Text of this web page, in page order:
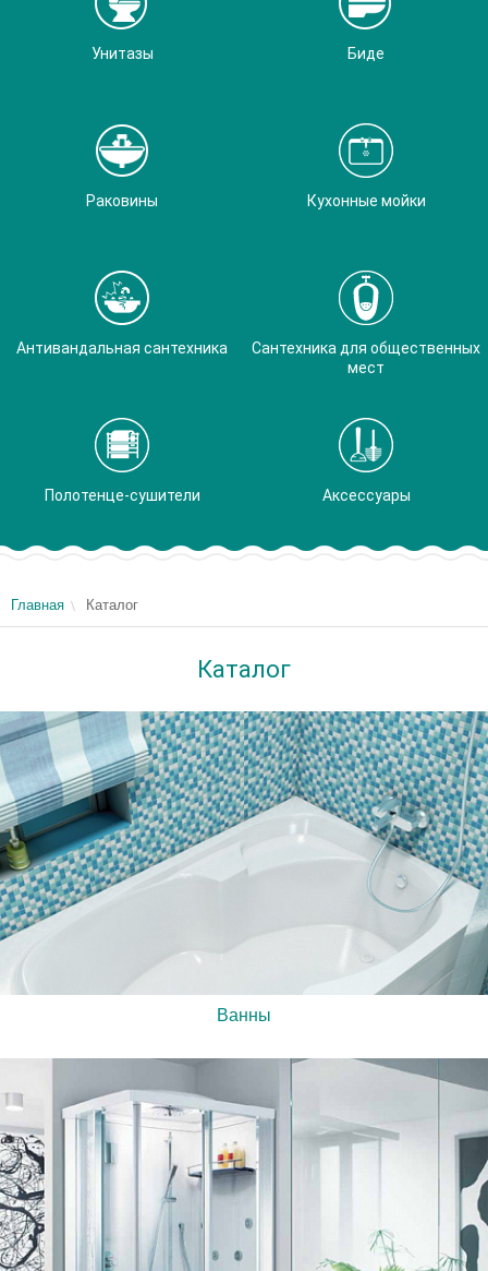
Унитазы Биде
Раковины Кухонные мойки
Антивандальная сантехника
Сантехника для общественных
мест
Полотенце-сушители Аксессуары
Главная Каталог
Каталог
Ванны